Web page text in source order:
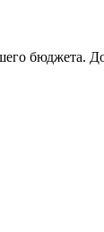
бюджета.